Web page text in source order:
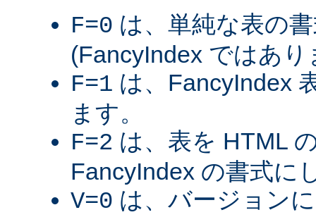
F=0 は、単純な表の
(FancyIndex ではあり
F=1 は、FancyIndex
ます。
F=2 は、表を HTML
FancyIndex の書式に
V=0 は、バージョン